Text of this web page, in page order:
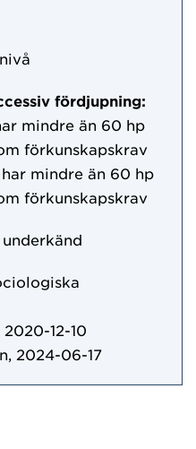
fördjupning:
mindre än 60 hp
förkunskapskrav
mindre än 60 hp
förkunskapskrav
12-10
2024-06-17